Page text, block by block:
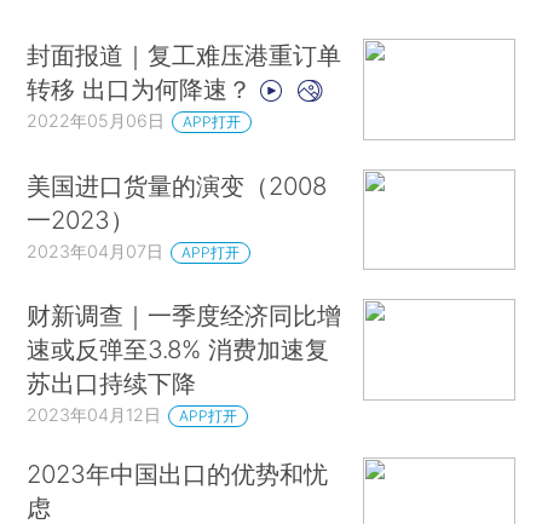
封面报道｜复工难压港重订单
转移 出口为何降速？
2022年05月06日 APP打开
美国进口货量的演变（2008
一2023）
2023年04月07日 APP打开
财新调查｜一季度经济同比增
速或反弹至3.8% 消费加速复
苏出口持续下降
2023年04月12日 APP打开
2023年中国出口的优势和忧
虑